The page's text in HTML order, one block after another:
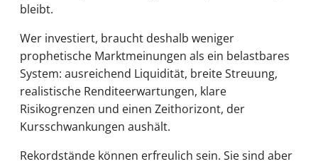
bleibt.
Wer investiert, braucht deshalb weniger
prophetische Marktmeinungen als ein belastbares
System: ausreichend Liquidität, breite Streuung,
realistische Renditeerwartungen, klare
Risikogrenzen und einen Zeithorizont, der
Kursschwankungen aushält.
Rekordstände können erfreulich sein. Sie sind aber